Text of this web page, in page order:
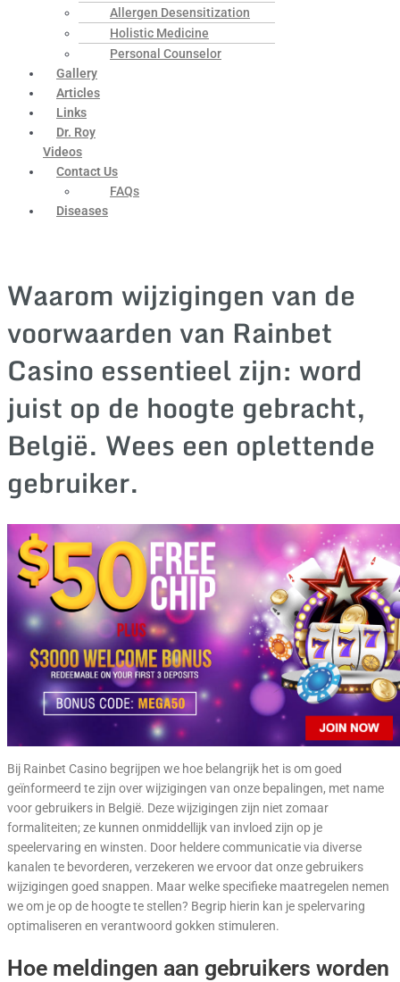
Allergen Desensitization
Holistic Medicine
Personal Counselor
Gallery
Articles
Links
Dr. Roy
Videos
Contact Us
FAQs
Diseases
Waarom wijzigingen van de
voorwaarden van Rainbet
Casino essentieel zijn: word
juist op de hoogte gebracht,
België. Wees een oplettende
gebruiker.
Bij Rainbet Casino begrijpen we hoe belangrijk het is om goed
geïnformeerd te zijn over wijzigingen van onze bepalingen, met name
voor gebruikers in België. Deze wijzigingen zijn niet zomaar
formaliteiten; ze kunnen onmiddellijk van invloed zijn op je
speelervaring en winsten. Door heldere communicatie via diverse
kanalen te bevorderen, verzekeren we ervoor dat onze gebruikers
wijzigingen goed snappen. Maar welke specifieke maatregelen nemen
we om je op de hoogte te stellen? Begrip hierin kan je spelervaring
optimaliseren en verantwoord gokken stimuleren.
Hoe meldingen aan gebruikers worden